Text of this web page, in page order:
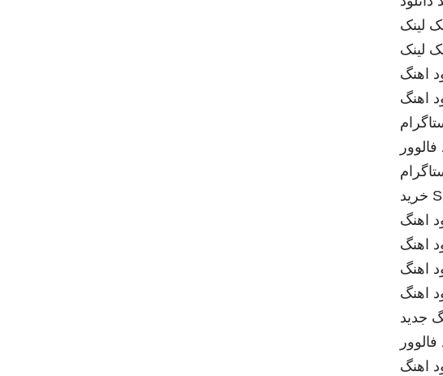
لینک
لینک
اهنگ
اهنگ
خرید
اهنگ
اهنگ
اهنگ
اهنگ
جدید
اهنگ